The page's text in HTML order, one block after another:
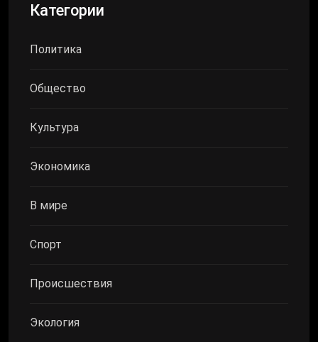
Категории
Политика
Общество
Культура
Экономика
В мире
Спорт
Происшествия
Экология